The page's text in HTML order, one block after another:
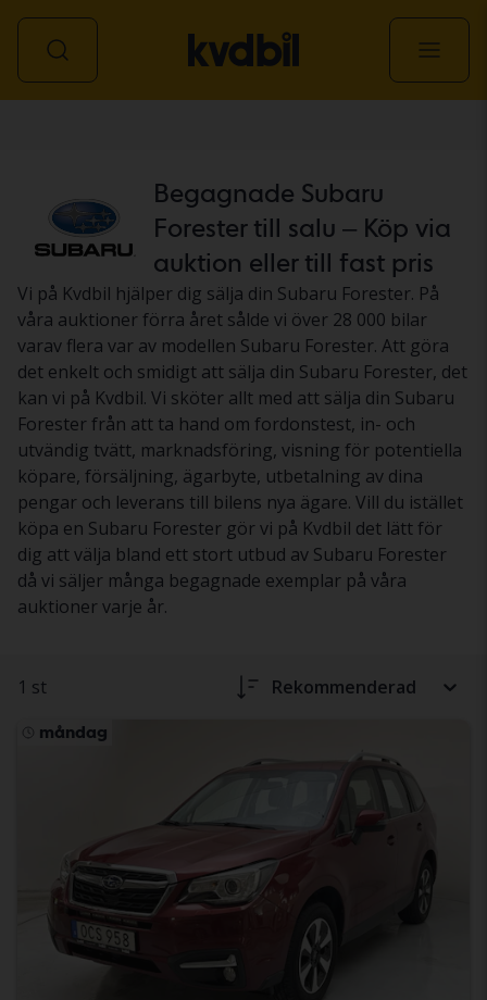
Begagnade Subaru
Forester till salu – Köp via
auktion eller till fast pris
Vi på Kvdbil hjälper dig sälja din Subaru Forester. På
våra auktioner förra året sålde vi över 28 000 bilar
varav flera var av modellen Subaru Forester. Att göra
det enkelt och smidigt att sälja din Subaru Forester, det
kan vi på Kvdbil. Vi sköter allt med att sälja din Subaru
Forester från att ta hand om fordonstest, in- och
utvändig tvätt, marknadsföring, visning för potentiella
köpare, försäljning, ägarbyte, utbetalning av dina
pengar och leverans till bilens nya ägare. Vill du istället
köpa en Subaru Forester gör vi på Kvdbil det lätt för
dig att välja bland ett stort utbud av Subaru Forester
då vi säljer många begagnade exemplar på våra
auktioner varje år.
1 st Rekommenderad
måndag